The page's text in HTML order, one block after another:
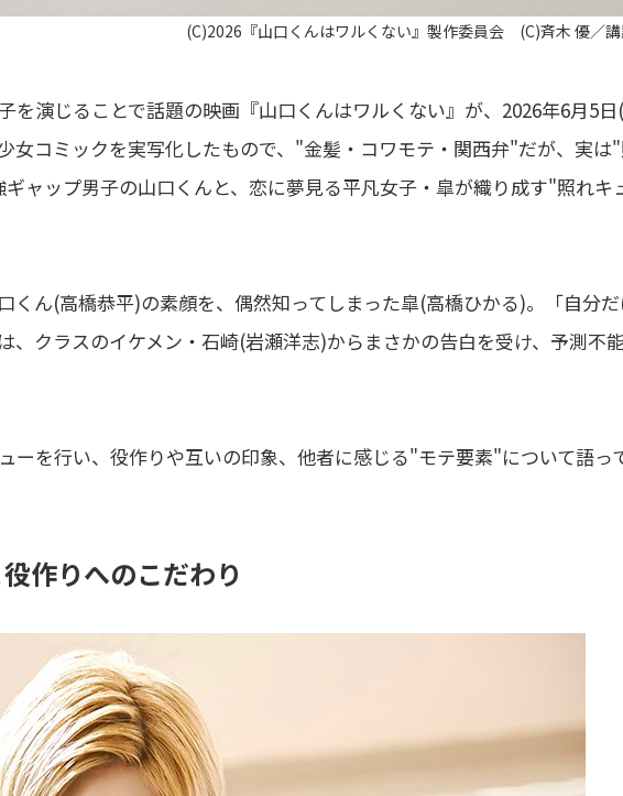
(C)2026『山口くんはワルくない』製作委員会 (C)斉木 優／
を演じることで話題の映画『山口くんはワルくない』が、2026年6月5
女コミックを実写化したもので、"金髪・コワモテ・関西弁"だが、実は
ャップ男子の山口くんと、恋に夢見る平凡女子・皐が織り成す"照れキ
くん(高橋恭平)の素顔を、偶然知ってしまった皐(高橋ひかる)。「自分
、クラスのイケメン・石崎(岩瀬洋志)からまさかの告白を受け、予測不
ーを行い、役作りや互いの印象、他者に感じる"モテ要素"について語っ
作りへのこだわり